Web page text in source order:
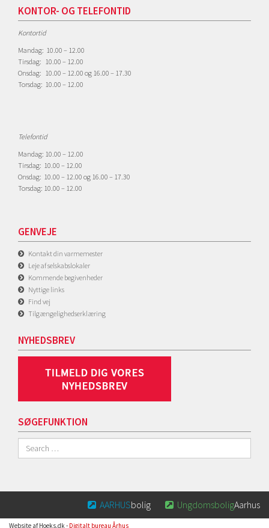
KONTOR- OG TELEFONTID
Kontortid
Mandag: 10.00 – 12.00
Tirsdag: 10.00 – 12.00
Onsdag: 10.00 – 12.00 og 16.00 – 17.30
Torsdag: 10.00 – 12.00
Telefontid
Mandag: 10.00 – 12.00
Tirsdag: 10.00 – 12.00
Onsdag: 10.00 – 12.00 og 16.00 – 17.30
Torsdag: 10.00 – 12.00
GENVEJE
Kontakt din varmemester
Leje af selskabslokaler
Kommende begivenheder
Nyttige links
Find vej
Tilgængelighedserklæring
NYHEDSBREV
SØGEFUNKTION
 UngdomsboligAarhus
 AARHUSbolig
Website af Hoeks.dk - Digitalt bureau Århus